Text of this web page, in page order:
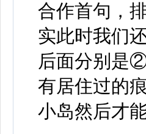
合作首句，
实此时我们
后面分别是
有居住过的
小岛然后才